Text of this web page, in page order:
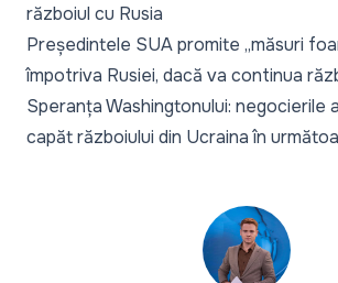
războiul cu Rusia
Președintele SUA promite „măsuri
împotriva Rusiei, dacă va continua
Speranța Washingtonului: negocierile
capăt războiului din Ucraina în